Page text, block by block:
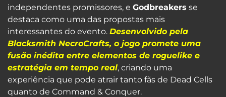
independentes promissores, e Godbreakers se
destaca como uma das propostas mais
interessantes do evento. Desenvolvido pela
Blacksmith NecroCrafts, o jogo promete uma
fusão inédita entre elementos de roguelike e
estratégia em tempo real, criando uma
experiência que pode atrair tanto fãs de Dead Cells
quanto de Command & Conquer.